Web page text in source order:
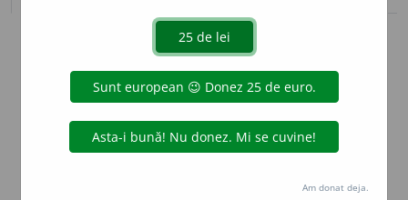
info
Aceste definiții sunt compilate de
echipa dexonline. Definițiile
originale se află pe filadefiniții.
preferințe
Am donat deja.